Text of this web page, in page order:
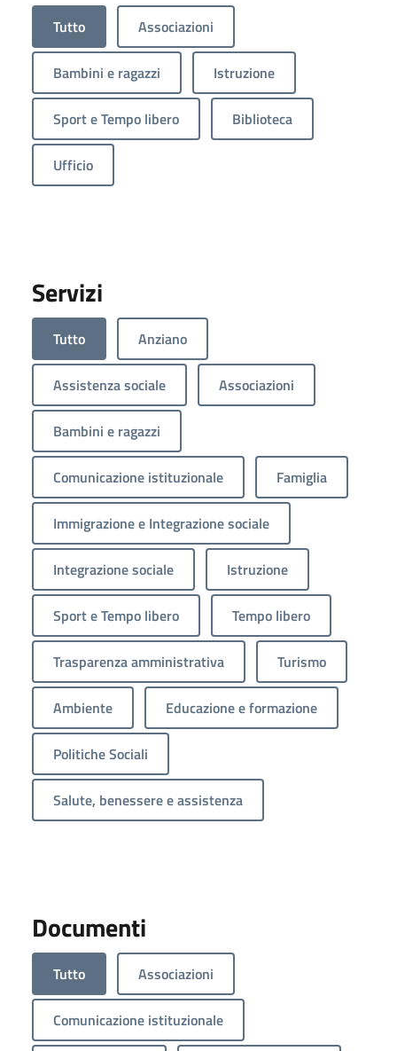
Tutto Associazioni
Bambini e ragazzi Istruzione
Sport e Tempo libero Biblioteca
Ufficio
Servizi
Tutto Anziano
Assistenza sociale Associazioni
Bambini e ragazzi
Comunicazione istituzionale Famiglia
Immigrazione e Integrazione sociale
Integrazione sociale Istruzione
Sport e Tempo libero Tempo libero
Trasparenza amministrativa Turismo
Ambiente Educazione e formazione
Politiche Sociali
Salute, benessere e assistenza
Documenti
Tutto Associazioni
Comunicazione istituzionale